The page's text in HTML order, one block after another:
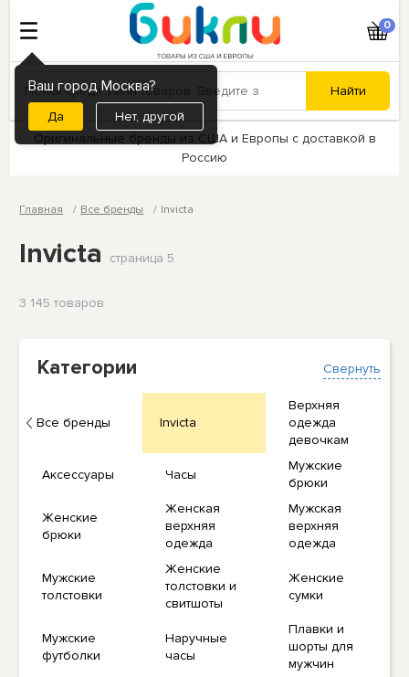
Ваш город Москва?
Нет, другой
0
Оригинальные бренды из США и Европы с доставкой в
Россию
Главная Все бренды Invicta
Invicta страница 5
3 145 товаров
Свернуть
Категории
Все бренды Invicta
Верхняя
одежда
девочкам
Аксессуары Часы
Мужские
брюки
Женские
брюки
Женская
верхняя
одежда
Мужская
верхняя
одежда
Мужские
толстовки
Женские
толстовки и
свитшоты
Женские
сумки
Мужские
футболки
Наручные
часы
Плавки и
шорты для
мужчин